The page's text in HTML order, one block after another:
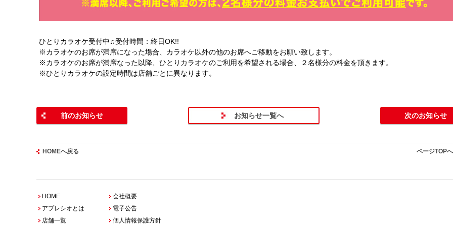
ひとりカラオケ受付中♫受付時間：終日OK!!
※カラオケのお席が満席になった場合、カラオケ以外の他のお席へご移動をお願い致します。
※カラオケのお席が満席なった以降、ひとりカラオケのご利用を希望される場合、２名様分の料金を頂きます。
※ひとりカラオケの設定時間は店舗ごとに異なります。
前のお知らせ お知らせ一覧へ 次のお知らせ
HOMEへ戻る ページTOP
HOME
アプレシオとは
店舗一覧
会社概要
電子公告
個人情報保護方針